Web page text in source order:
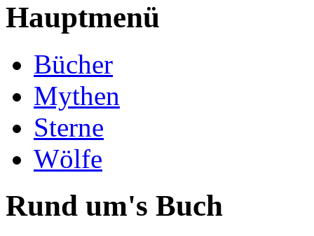
Hauptmenü
Bücher
Mythen
Sterne
Wölfe
Rund um's Buch